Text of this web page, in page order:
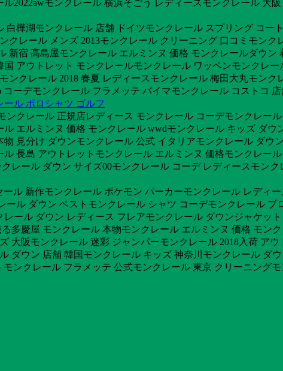
2022awモンクレール 横浜そごう レディースモンクレール 大
樺湖モンクレール 店舗 ドイツモンクレール スプリング コー
レール メンズ 2013モンクレール クリーニング 口コミモン
新宿 高島屋モンクレール エルミンヌ 価格 モンクレールダウ
アウトレット モンクレールモンクレール ワッペンモンクレ
クレール 2018 春夏 レディースモンクレール 梅田大丸モン
ーデモンクレール フラメッテ バイマモンクレール コストコ
ール ポロシャツ ゴルフ
クレール 正規店レディース モンクレール コーデモンクレー
エルミンヌ 価格 モンクレール wwdモンクレール キッズ ダ
見分け ダウンモンクレール 公式 イタリアモンクレール ダウ
長島 アウトレットモンクレール エルミンヌ 価格モンクレー
レール ダウン サイズ00モンクレール コーデ レディースモン
ル 新作モンクレール ポケモン パーカーモンクレール レディ
ル ダウン ベストモンクレール シャツ コーデモンクレール ブ
ール ダウン レディース フレアモンクレール ダウンジャケッ
多慶屋 モンクレール 本物モンクレール エルミンヌ 価格 モン
大阪モンクレール 迷彩 ジャンパーモンクレール 2018入荷 ア
ダウン 店舗 韓国モンクレール キッズ 神奈川モンクレール ダ
ンクレール フラメッテ 公式モンクレール 東京 クリーニングモ